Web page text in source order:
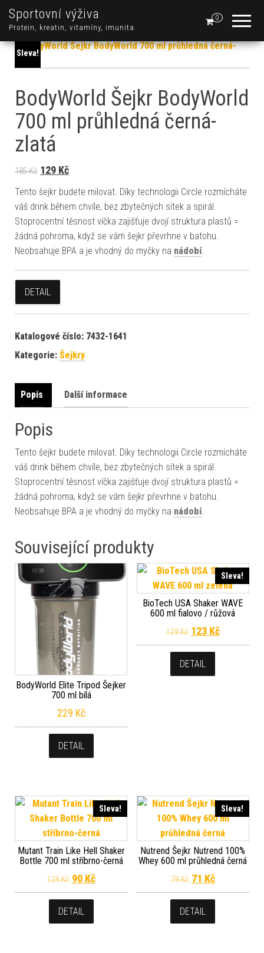
Sportovní výživa
Protein, kreatin, vitamíny, imunita
0
Sleva!
BodyWorld Šejkr BodyWorld
700 ml průhledná černá-
zlatá
185Kč Původní cena byla: 185 Kč.
129 KčAktuální cena je: 129 Kč.
Tento šejkr budete milovat. Díky technologii Circle rozmícháte
váš drink během chvíle, bez zbytečných sítek a spirál.
Stoprocentní těsnost víčka zajišťuje dvojí struktura plastů =
žádná pohroma, když se vám šejkr převrhne v batohu.
Neobsahuje BPA a je vhodný do myčky na nádobí.
DETAIL
Katalogové číslo: 7432-1641
Kategorie: Šejkry
Popis Další informace
Popis
Tento šejkr budete milovat. Díky technologii Circle rozmícháte
váš drink během chvíle, bez zbytečných sítek a spirál.
Stoprocentní těsnost víčka zajišťuje dvojí struktura plastů =
žádná pohroma, když se vám šejkr převrhne v batohu.
Neobsahuje BPA a je vhodný do myčky na nádobí.
Související produkty
BodyWorld Elite Tripod Šejker
700 ml bílá
229 Kč
DETAIL
Sleva!
BioTech USA Shaker WAVE
600 ml fialovo / růžová
129Kč Původní cena
123 KčAktuální
DETAIL
Sleva!
Mutant Train Like Hell Shaker
Bottle 700 ml stříbrno-černá
129Kč Původní cena byla: 129 Kč.
90 KčAktuální cena je: 90 Kč.
DETAIL
Sleva!
Nutrend Šejkr Nutrend 100%
Whey 600 ml průhledná černá
79Kč Původní cena
71 KčAktuální
DETAIL